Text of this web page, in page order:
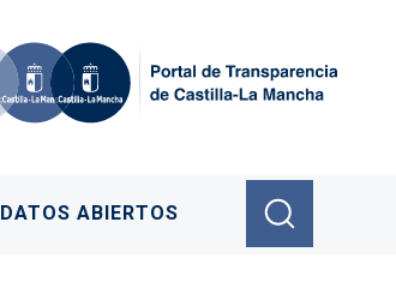
DATOS ABIERTOS